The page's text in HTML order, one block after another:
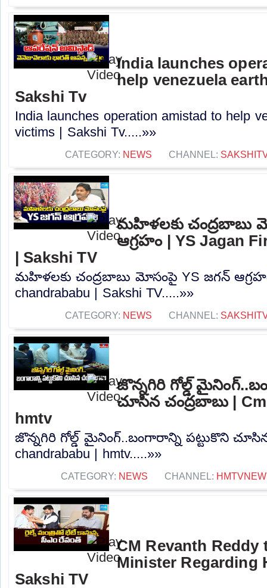
India launches
help venezuela
Sakshi Tv
India launches operation amistad to help
victims | Sakshi Tv.....»»
CATEGORY: NEWS CHANNEL:
మహిళలకు చంద్రబాబు
ఆగ్రహం | YS Jagan
| Sakshi TV
మహిళలకు చంద్రబాబు మోసంపై YS జగన్ ఆగ్రహం
chandrababu | Sakshi TV.....»»
CATEGORY: NEWS CHANNEL:
జొన్నగిరి గోల్డ్
చూసిన చంద్రబాబు |
hmtv
జొన్నగిరి గోల్డ్ మైనింగ్..బంగారాన్ని పట్టుకొని
chandrababu | hmtv.....»»
CATEGORY: NEWS CHANNEL:
CM Revanth Reddy
Minister Regarding
Sakshi TV